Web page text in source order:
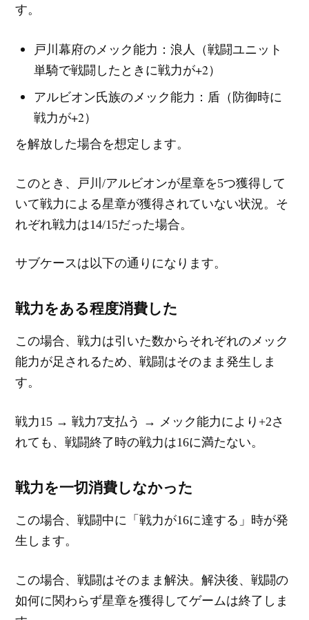
す。
戸川幕府のメック能力：浪人（戦闘ユニット
単騎で戦闘したときに戦力が+2）
アルビオン氏族のメック能力：盾（防御時に
戦力が+2）
を解放した場合を想定します。
このとき、戸川/アルビオンが星章を5つ獲得して
いて戦力による星章が獲得されていない状況。そ
れぞれ戦力は14/15だった場合。
サブケースは以下の通りになります。
戦力をある程度消費した
この場合、戦力は引いた数からそれぞれのメック
能力が足されるため、戦闘はそのまま発生しま
す。
戦力15 → 戦力7支払う → メック能力により+2さ
れても、戦闘終了時の戦力は16に満たない。
戦力を一切消費しなかった
この場合、戦闘中に「戦力が16に達する」時が発
生します。
この場合、戦闘はそのまま解決。解決後、戦闘の
如何に関わらず星章を獲得してゲームは終了しま